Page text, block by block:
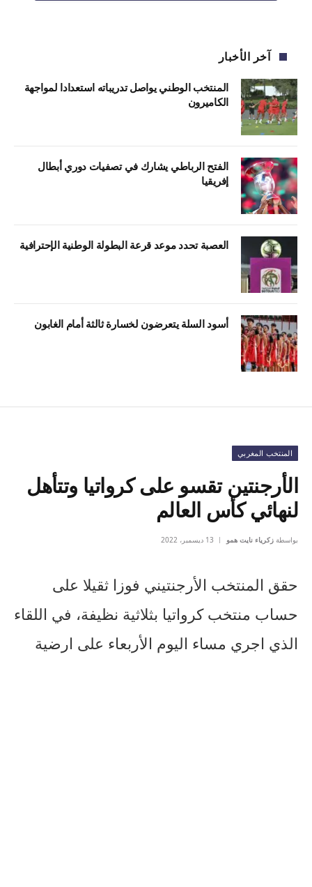
آخر الأخبار
المنتخب الوطني يواصل تدريباته استعدادا لمواجهة
الكاميرون
الفتح الرباطي يشارك في تصفيات دوري أبطال
إفريقيا
العصبة تحدد موعد قرعة البطولة الوطنية الإحترافية
أسود السلة يتعرضون لخسارة ثالثة أمام الغابون
المنتخب المغربي
الأرجنتين تقسو على كرواتيا وتتأهل
لنهائي كأس العالم
بواسطة زكرياء نايت همو 13 ديسمبر، 2022
حقق المنتخب الأرجنتيني فوزا ثقيلا على
حساب منتخب كرواتيا بثلاثية نظيفة، في اللقاء
الذي اجري مساء اليوم الأربعاء على ارضية